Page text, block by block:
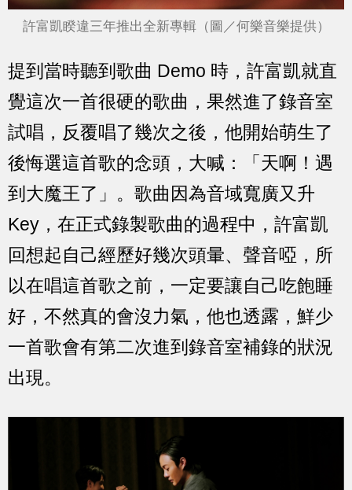
許富凱睽違三年推出全新專輯（圖／何樂音樂提供）
提到當時聽到歌曲 Demo 時，許富凱就直
覺這次一首很硬的歌曲，果然進了錄音室
試唱，反覆唱了幾次之後，他開始萌生了
後悔選這首歌的念頭，大喊：「天啊！遇
到大魔王了」。歌曲因為音域寬廣又升
Key，在正式錄製歌曲的過程中，許富凱
回想起自己經歷好幾次頭暈、聲音啞，所
以在唱這首歌之前，一定要讓自己吃飽睡
好，不然真的會沒力氣，他也透露，鮮少
一首歌會有第二次進到錄音室補錄的狀況
出現。